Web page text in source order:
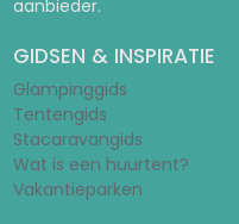
aanbieder.
GIDSEN & INSPIRATIE
Glampinggids
Tentengids
Stacaravangids
Wat is een huurtent?
Vakantieparken